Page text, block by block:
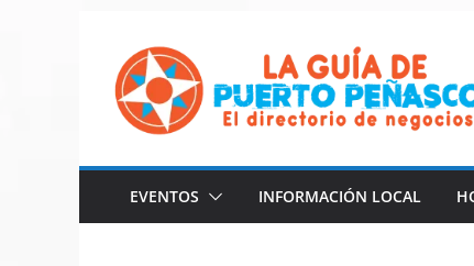
contenido
EVENTOS INFORMACIÓN LOCAL